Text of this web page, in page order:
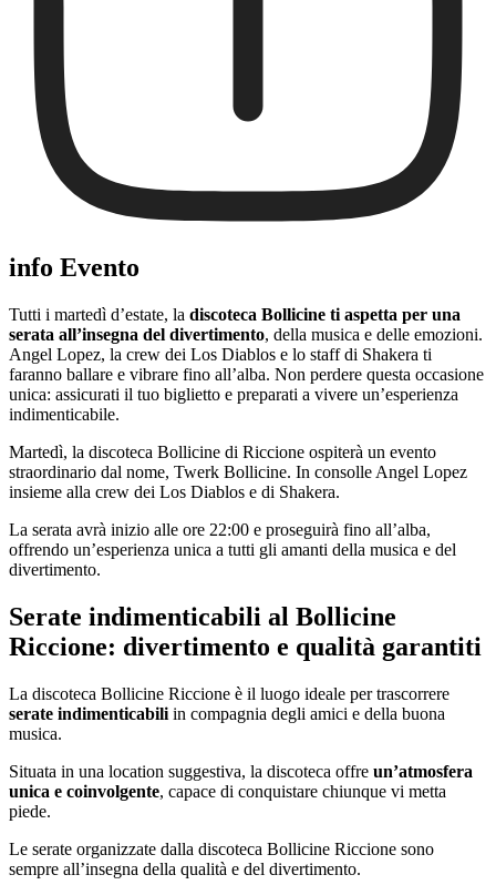
info Evento
Tutti i martedì d’estate, la discoteca Bollicine ti aspetta per una
serata all’insegna del divertimento, della musica e delle emozioni.
Angel Lopez, la crew dei Los Diablos e lo staff di Shakera ti
faranno ballare e vibrare fino all’alba. Non perdere questa occasione
unica: assicurati il tuo biglietto e preparati a vivere un’esperienza
indimenticabile.
Martedì, la discoteca Bollicine di Riccione ospiterà un evento
straordinario dal nome, Twerk Bollicine. In consolle Angel Lopez
insieme alla crew dei Los Diablos e di Shakera.
La serata avrà inizio alle ore 22:00 e proseguirà fino all’alba,
offrendo un’esperienza unica a tutti gli amanti della musica e del
divertimento.
Serate indimenticabili al Bollicine
Riccione: divertimento e qualità garantiti
La discoteca Bollicine Riccione è il luogo ideale per trascorrere
serate indimenticabili in compagnia degli amici e della buona
musica.
Situata in una location suggestiva, la discoteca offre un’atmosfera
unica e coinvolgente, capace di conquistare chiunque vi metta
piede.
Le serate organizzate dalla discoteca Bollicine Riccione sono
sempre all’insegna della qualità e del divertimento.